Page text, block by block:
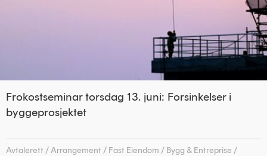
Frokostseminar torsdag 13. juni: Forsinkelser i
byggeprosjektet
Avtalerett /Arrangement / Fast Eiendom / Bygg & Entreprise /